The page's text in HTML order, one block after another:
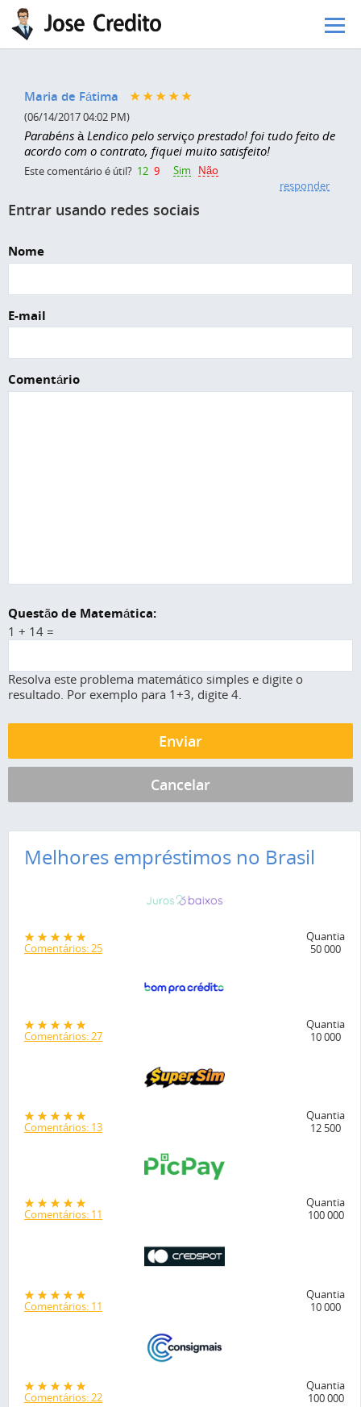
Pular para o conteúdo principal
Maria de Fátima
(06/14/2017 04:02 PM)
Parabéns à Lendico pelo serviço prestado! foi tudo feito de
acordo com o contrato, fiquei muito satisfeito!
Este comentário é útil? 12 9 Sim
Não
responder
Entrar usando redes sociais
Nome
E-mail
Comentário
Questão de Matemática:
1 + 14 =
Resolva este problema matemático simples e digite o
resultado. Por exemplo para 1+3, digite 4.
Melhores empréstimos no Brasil
Comentários: 25
Quantia
50 000
Comentários: 27
Quantia
10 000
Comentários: 13
Quantia
12 500
Comentários: 11
Quantia
100 000
Comentários: 11
Quantia
10 000
Comentários: 22
Quantia
100 000